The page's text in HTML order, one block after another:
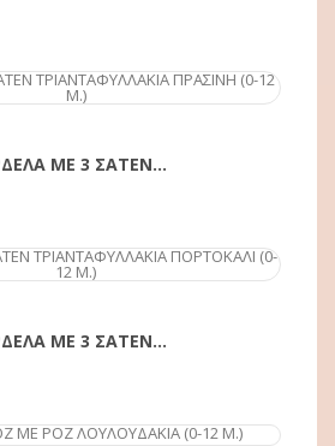
ΑΓΟΡΆ
ΜΕ 3 ΣΑΤΕΝ...
ΑΓΟΡΆ
ΜΕ 3 ΣΑΤΕΝ...
ΑΓΟΡΆ